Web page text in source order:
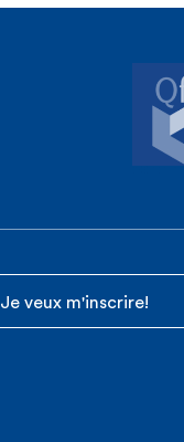
Je veux m'inscrire!